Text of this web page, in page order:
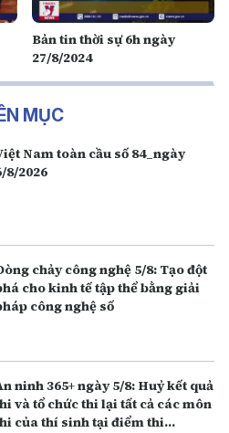
Bản tin thời sự 6h ngày
27/8/2024
MỤC
Nam toàn cầu số 84_ngày
8/2026
chảy công nghệ 5/8: Tạo đột
cho kinh tế tập thể bằng giải
công nghệ số
ninh 365+ ngày 5/8: Huỷ kết quả
và tổ chức thi lại tất cả các môn
của thí sinh tại điểm thi